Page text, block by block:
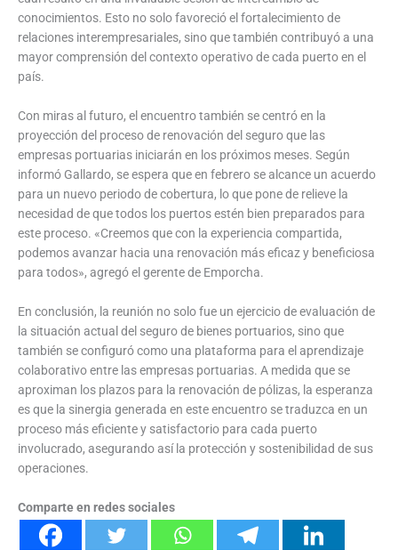
conocimientos. Esto no solo favoreció el fortalecimiento de
relaciones interempresariales, sino que también contribuyó a una
mayor comprensión del contexto operativo de cada puerto en el
país.
Con miras al futuro, el encuentro también se centró en la
proyección del proceso de renovación del seguro que las
empresas portuarias iniciarán en los próximos meses. Según
informó Gallardo, se espera que en febrero se alcance un acuerdo
para un nuevo periodo de cobertura, lo que pone de relieve la
necesidad de que todos los puertos estén bien preparados para
este proceso. «Creemos que con la experiencia compartida,
podemos avanzar hacia una renovación más eficaz y beneficiosa
para todos», agregó el gerente de Emporcha.
En conclusión, la reunión no solo fue un ejercicio de evaluación de
la situación actual del seguro de bienes portuarios, sino que
también se configuró como una plataforma para el aprendizaje
colaborativo entre las empresas portuarias. A medida que se
aproximan los plazos para la renovación de pólizas, la esperanza
es que la sinergia generada en este encuentro se traduzca en un
proceso más eficiente y satisfactorio para cada puerto
involucrado, asegurando así la protección y sostenibilidad de sus
operaciones.
Comparte en redes sociales